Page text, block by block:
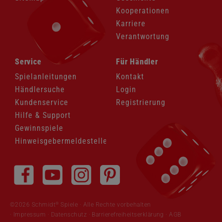
Kooperationen
Karriere
Verantwortung
Navigation
überspringen
Service
Spielanleitungen
Händlersuche
Kundenservice
Hilfe & Support
Gewinnspiele
Hinweisgebermeldestelle
Navigation
überspringen
Für Händler
Kontakt
Login
Registrierung
überspringen
©2026 Schmidt ®
Spiele · Alle Rechte vorbehalten
Impressum · Datenschutz · Barrierefreiheitserklärung ·AGB